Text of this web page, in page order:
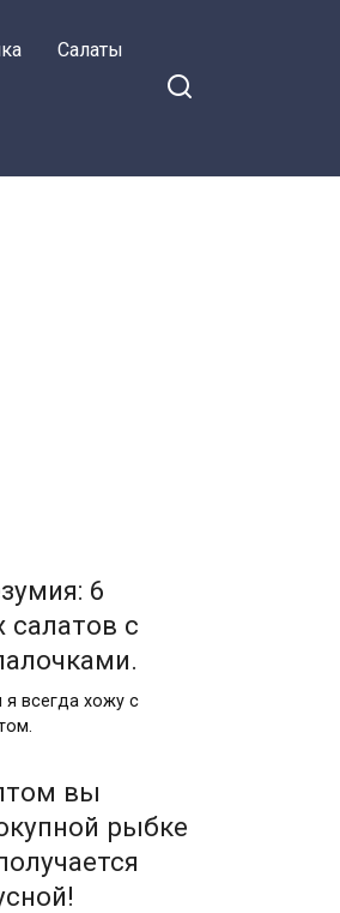
Салаты
6
салатов с
я всегда хожу с
вы
рыбке